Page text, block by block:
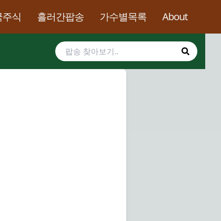
식 흘러간팝송 가수별목록 About